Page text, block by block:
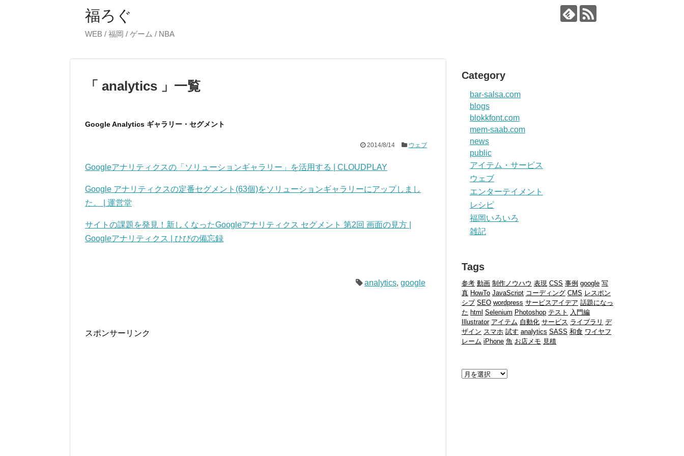
福ろぐ
WEB / 福岡 / ゲーム / NBA
「 analytics 」一覧
Google Analytics ギャラリー・セグメント
2014/8/14 ウェブ
Googleアナリティクスの「ソリューションギャラリー」を活用する | CLOUDPLAY
Google アナリティクスの定番セグメント(63個)をソリューションギャラリーにアップしまし
た。 | 運営堂
サイトの課題を発見！新しくなったGoogleアナリティクス セグメント 第2回 画面の見方 |
Googleアナリティクス | ひびの備忘録
analytics, google
スポンサーリンク
Category
bar-salsa.com
blogs
blokkfont.com
mem-saab.com
news
public
アイテム・サービス
ウェブ
エンターテイメント
レシピ
福岡いろいろ
雑記
Tags
参考 動画 制作ノウハウ 表現 CSS 事例 google 写
真 HowTo JavaScript コーディング CMS レスポン
シブ SEO wordpress サービスアイデア 話題になっ
た html Selenium Photoshop テスト 入門編
Illustrator アイテム 自動化 サービス ライブラリ デ
ザイン スマホ 試す analytics SASS 和食 ワイヤフ
レーム iPhone 魚 お店メモ 見積